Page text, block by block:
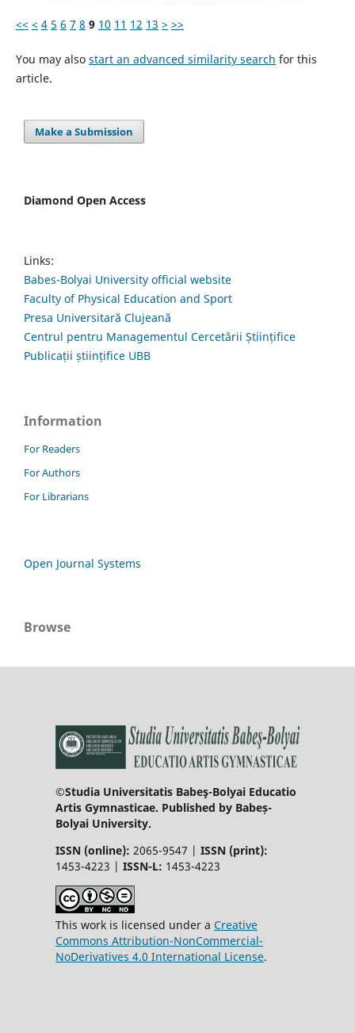
<< < 4 5 6 7 8 9 10 11 12 13 > >>
You may also start an advanced similarity search for this
article.
Make a Submission
Diamond Open Access
Links:
Babes-Bolyai University official website
Faculty of Physical Education and Sport
Presa Universitară Clujeană
Centrul pentru Managementul Cercetării Științifice
Publicații științifice UBB
Information
For Readers
For Authors
For Librarians
Open Journal Systems
Browse
©Studia Universitatis Babeş-Bolyai Educatio
Artis Gymnasticae. Published by Babeș-
Bolyai University.
ISSN (online): 2065-9547 | ISSN (print):
1453-4223 | ISSN-L: 1453-4223
This work is licensed under a Creative
Commons Attribution-NonCommercial-
NoDerivatives 4.0 International License.